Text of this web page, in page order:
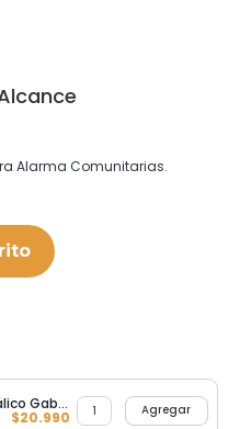
Alarma Comunitarias.
Pack 2 Gabinete Metálico Gabinete Metálico para Sirena Antivandálico
$20.990 Agregar